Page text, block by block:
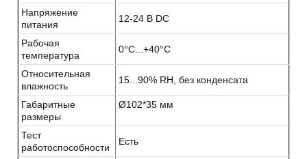
Напряжение
питания
12-24 В DC
Рабочая
температура
0°С...+40°С
Относительная
влажность
15...90% RH, без конденсата
Габаритные
размеры
Ø102*35 мм
Тест
работоспособности
Есть